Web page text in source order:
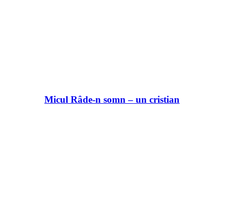
Micul Râde-n somn – un cristian